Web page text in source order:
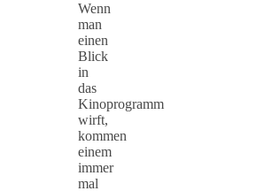
Wenn
man
einen
Blick
in
das
Kinoprogramm
wirft,
kommen
einem
immer
mal